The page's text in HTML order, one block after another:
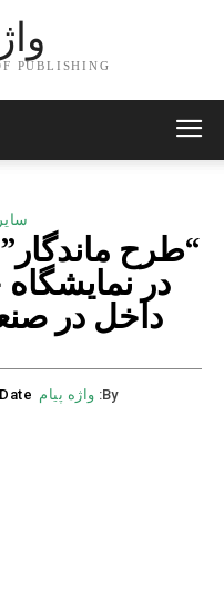
PUBLISHING
“طرح
در
داخل در
By: واژه پیام Date: